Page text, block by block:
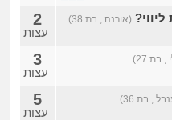
(אורנה , בת 38) 2
עצות
בת 27) 3
עצות
, בת 36) 5
עצות